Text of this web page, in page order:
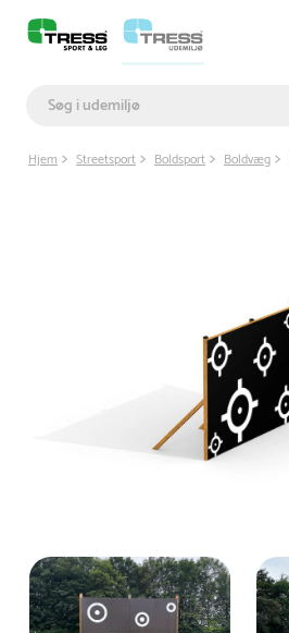
Hjem Streetsport Boldsport Boldvæg